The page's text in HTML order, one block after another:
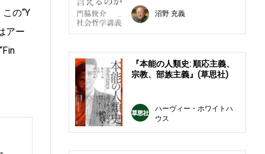
の“Y
アー
沼野 充義
『本能の人類史: 順応主義、
宗教、部族主義』(草思社)
ハーヴィー・ホワイトハ
ウス